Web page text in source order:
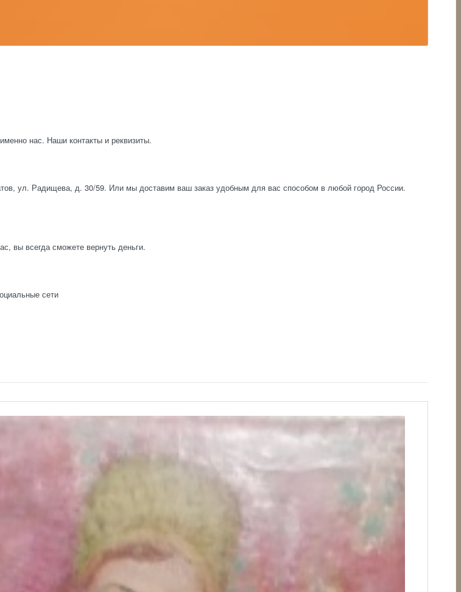
нас. Наши контакты и реквизиты.
ул. Радищева, д. 30/59. Или мы доставим ваш заказ удобным для вас способом в любой город России.
вы всегда сможете вернуть деньги.
сети